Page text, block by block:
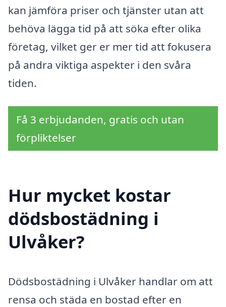
kan jämföra priser och tjänster utan att
behöva lägga tid på att söka efter olika
företag, vilket ger er mer tid att fokusera
på andra viktiga aspekter i den svåra
tiden.
Få 3 erbjudanden, gratis och utan
förpliktelser
Hur mycket kostar
dödsbostädning i
Ulvåker?
Dödsbostädning i Ulvåker handlar om att
rensa och städa en bostad efter en